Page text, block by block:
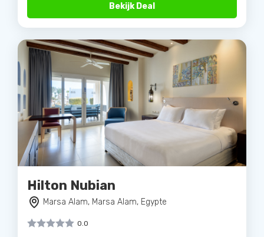
Bekijk Deal
Hilton Nubian
Marsa Alam, Marsa Alam, Egypte
0.0